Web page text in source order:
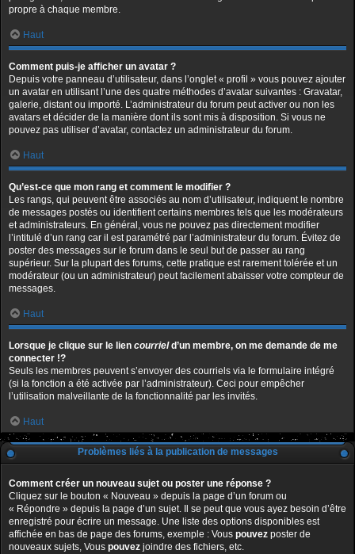
propre à chaque membre.
Haut
Comment puis-je afficher un avatar ?
Depuis votre panneau d’utilisateur, dans l’onglet « profil » vous pouvez ajouter
un avatar en utilisant l’une des quatre méthodes d’avatar suivantes : Gravatar,
galerie, distant ou importé. L’administrateur du forum peut activer ou non les
avatars et décider de la manière dont ils sont mis à disposition. Si vous ne
pouvez pas utiliser d’avatar, contactez un administrateur du forum.
Haut
Qu’est-ce que mon rang et comment le modifier ?
Les rangs, qui peuvent être associés au nom d’utilisateur, indiquent le nombre
de messages postés ou identifient certains membres tels que les modérateurs
et administrateurs. En général, vous ne pouvez pas directement modifier
l’intitulé d’un rang car il est paramétré par l’administrateur du forum. Évitez de
poster des messages sur le forum dans le seul but de passer au rang
supérieur. Sur la plupart des forums, cette pratique est rarement tolérée et un
modérateur (ou un administrateur) peut facilement abaisser votre compteur de
messages.
Haut
Lorsque je clique sur le lien courrield’un membre, on me demande de me
connecter !?
Seuls les membres peuvent s’envoyer des courriels via le formulaire intégré
(si la fonction a été activée par l’administrateur). Ceci pour empêcher
l’utilisation malveillante de la fonctionnalité par les invités.
Haut
Problèmes liés à la publication de messages
Comment créer un nouveau sujet ou poster une réponse ?
Cliquez sur le bouton « Nouveau » depuis la page d’un forum ou
« Répondre » depuis la page d’un sujet. Il se peut que vous ayez besoin d’être
enregistré pour écrire un message. Une liste des options disponibles est
affichée en bas de page des forums, exemple : Vous pouvez poster de
nouveaux sujets, Vous pouvez joindre des fichiers, etc.